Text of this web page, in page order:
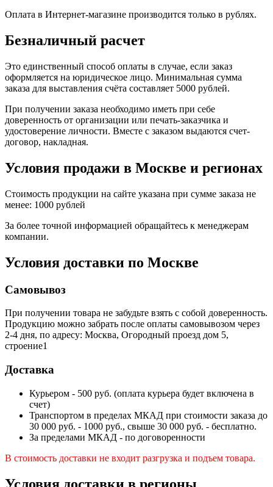
Оплата в Интернет-магазине производится только в рублях.
Безналичный расчет
Это единственный способ оплаты в случае, если заказ
оформляется на юридическое лицо. Минимальная сумма
заказа для выставления счёта составляет 5000 рублей.
При получении заказа необходимо иметь при себе
доверенность от организации или печать-заказчика и
удостоверение личности. Вместе с заказом выдаются счет-
договор, накладная.
Условия продажи в Москве и регионах
Стоимость продукции на сайте указана при сумме заказа не
менее: 1000 рублей
За более точной информацией обращайтесь к менеджерам
компании.
Условия доставки по Москве
Самовывоз
При получении товара не забудьте взять с собой доверенность.
Продукцию можно забрать после оплаты самовывозом через
2-4 дня, по адресу: Москва, Огородный проезд дом 5,
строение1
Доставка
Курьером - 500 руб. (оплата курьера будет включена в
счет)
Транспортом в пределах МКАД при стоимости заказа до
30 000 руб. - 1000 руб., свыше 30 000 руб. - бесплатно.
За пределами МКАД - по договоренности
В стоимость доставки не входит разгрузка и подъем товара.